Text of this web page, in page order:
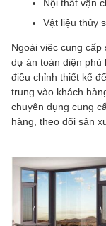
Nội thất vận
Vật liệu thủy
Ngoài việc cung
dự án toàn diện
điều chỉnh thiết kế
trung vào khách
chuyên dụng cung
hàng, theo dõi sản